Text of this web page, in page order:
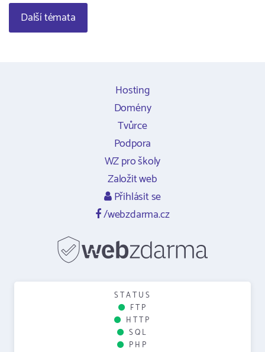
Další témata
Hosting
Domény
Tvůrce
Podpora
WZ pro školy
Založit web
Přihlásit se
/webzdarma.cz
STATUS
FTP
HTTP
SQL
PHP